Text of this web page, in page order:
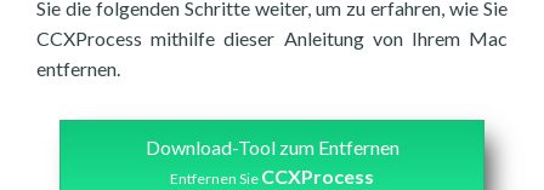
Sie die folgenden Schritte weiter, um zu erfahren, wie Sie
CCXProcess mithilfe dieser Anleitung von Ihrem Mac
entfernen.
Download-Tool zum Entfernen
Entfernen Sie CCXProcess